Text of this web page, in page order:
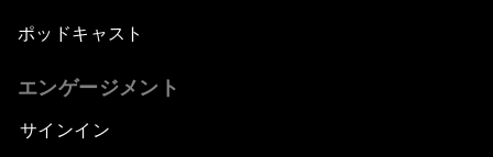
ポッドキャスト
エンゲージメント
サインイン